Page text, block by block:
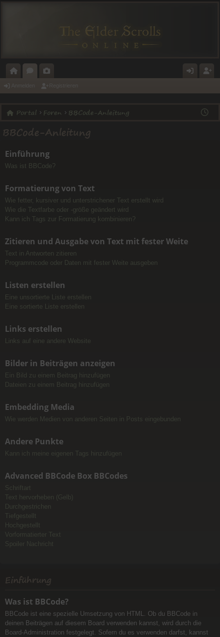
O
T
A
E
N
A
E
RI
ST
Anmelden Registrieren
Portal Foren BBCode-Anleitung
BBCode-Anleitung
Einführung
Was ist BBCode?
Formatierung von Text
Wie fetter, kursiver und unterstrichener Text erstellt wird
Wie die Textfarbe oder -größe geändert wird
Kann ich Tags zur Formatierung kombinieren?
Zitieren und Ausgabe von Text mit fester Weite
Text in Antworten zitieren
Programmcode oder Daten mit fester Weite ausgeben
Listen erstellen
Eine unsortierte Liste erstellen
Eine sortierte Liste erstellen
Links erstellen
Links auf eine andere Website
Bilder in Beiträgen anzeigen
Ein Bild zu einem Beitrag hinzufügen
Dateien zu einem Beitrag hinzufügen
Embedding Media
Wie werden Medien von anderen Seiten in Posts eingebunden
Andere Punkte
Kann ich meine eigenen Tags hinzufügen
Advanced BBCode Box BBCodes
Schriftart
Text hervorheben (Gelb)
Durchgestrichen
Tiefgestellt
Hochgestellt
Vorformatierter Text
Spoiler Nachricht
Einführung
Was ist BBCode?
BBCode ist eine spezielle Umsetzung von HTML. Ob du BBCode in
deinen Beiträgen auf diesem Board verwenden kannst, wird durch die
Board-Administration festgelegt. Sofern du es verwenden darfst, kannst